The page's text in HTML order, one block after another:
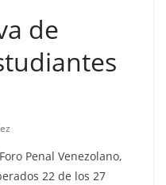
de
Penal Venezolano,
22 de los 27